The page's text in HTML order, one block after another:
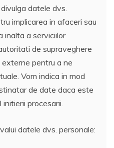
datele dvs.
implicarea in afaceri sau
inalta a serviciilor
de supraveghere
pentru a ne
Vom indica in mod
de date daca este
procesarii.
datele dvs. personale: